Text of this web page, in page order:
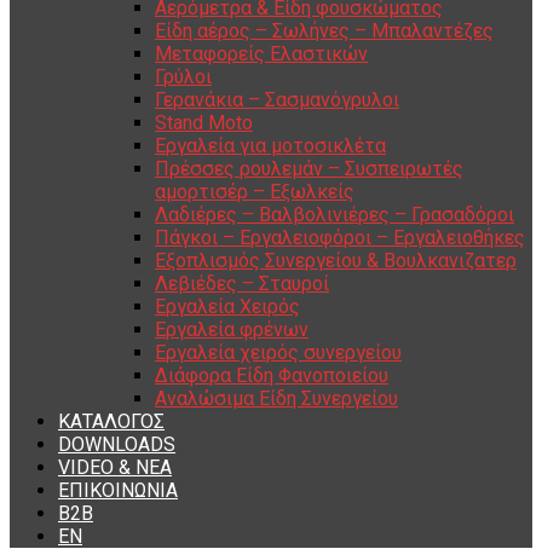
Αερόμετρα & Είδη φουσκώματος
Είδη αέρος – Σωλήνες – Μπαλαντέζες
Μεταφορείς Ελαστικών
Γρύλοι
Γερανάκια – Σασμανόγρυλοι
Stand Moto
Εργαλεία για μοτοσικλέτα
Πρέσσες ρουλεμάν – Συσπειρωτές
αμορτισέρ – Εξωλκείς
Λαδιέρες – Βαλβολινιέρες – Γρασαδόροι
Πάγκοι – Εργαλειοφόροι – Εργαλειοθήκες
Εξοπλισμός Συνεργείου & Βουλκανιζατερ
Λεβιέδες – Σταυροί
Εργαλεία Χειρός
Εργαλεία φρένων
Εργαλεία χειρός συνεργείου
Διάφορα Είδη Φανοποιείου
Αναλώσιμα Είδη Συνεργείου
ΚΑΤΑΛΟΓΟΣ
DOWNLOADS
VIDEO & ΝΕΑ
ΕΠΙΚΟΙΝΩΝΙΑ
B2B
ΕΝ